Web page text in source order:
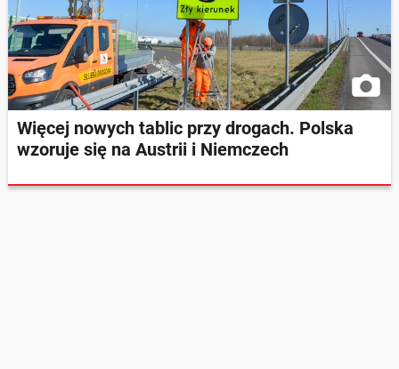
Więcej nowych tablic przy drogach. Polska
wzoruje się na Austrii i Niemczech